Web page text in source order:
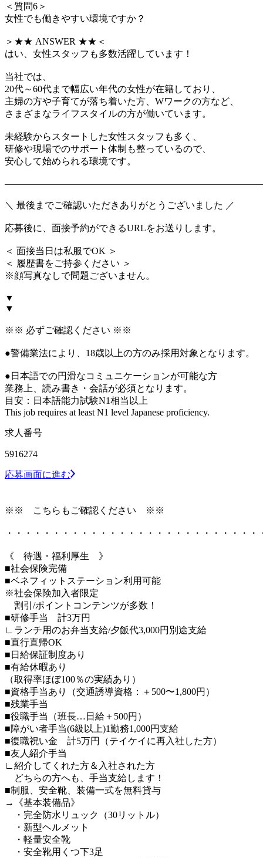
＜質問6＞
女性でも働きやすい環境ですか？
＞★★ ANSWER ★★＜
はい、女性スタッフも多数活躍しています！
当社では、
20代～60代まで幅広い年代の女性が在籍しており、
主婦の方や子育てが落ち着いた方、Wワークの方など、
さまざまなライフスタイルの方が働いています。
未経験からスタートした女性スタッフも多く、
研修や現場でのサポート体制も整っているので、
安心して始められる環境です。
＼ 最後までご確認いただきありがとうございました ／
応募後に、面接予約ができるURLをお送りします。
＜ 面接当日は私服でOK ＞
＜ 履歴書をご持参ください ＞
※顔写真なしで問題ございません。
▼
▼
※※ 必ずご確認ください ※※
●警備業法により、18歳以上の方のみ採用対象となります。
●日本語での円滑なコミュニケーションが可能な方
業務上、読み書き・会話が必須となります。
目安：日本語能力試験N1相当以上
This job requires at least N1 level Japanese proficiency.
求人番号
5916274
応募画面に進む
※※ こちらもご確認ください ※※
・・・・・・・・・・・・・・・・・・・・・・・・・・・
《 待遇・福利厚生 》
■社会保険完備
■ベネフィットステーション利用可能
※社会保険加入者限定
割引/ポイントコンテンツが多数！
■研修手当 計3万円
∟ランチ用のお弁当支給/夕飯代3,000円別途支給
■直行直帰OK
■日給保証制度あり
■有給休暇あり
（取得率ほぼ100％の実績あり）
■資格手当あり（交通誘導資格：＋500〜1,800円）
■残業手当
■役職手当（班長…日給＋500円）
■障がい者手当(6級以上)1勤務1,000円支給
■復職祝い金 計5万円（テイケイに再入社した方）
■友人紹介手当
∟紹介してくれた方＆入社された方
どちらの方へも、手当支給します！
■制服、安全靴、装備一式を無料貸与
→《基本装備品》
・完全防水リュック（30リットル）
・新型ヘルメット
・軽量安全靴
・安全靴用くつ下3足